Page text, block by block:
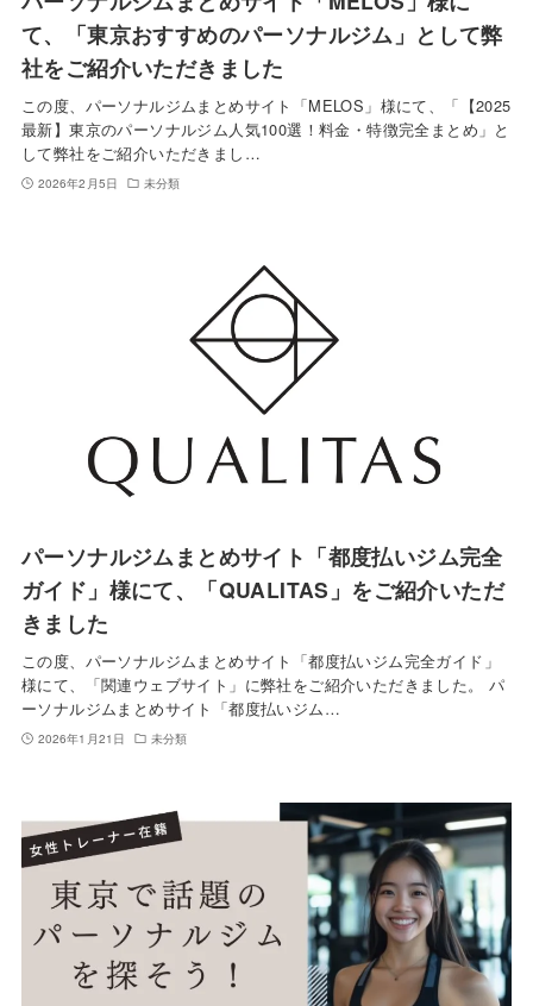
て、「東京おすすめのパーソナルジム」として弊
社をご紹介いただきました
この度、パーソナルジムまとめサイト「MELOS」様にて、「【2025
最新】東京のパーソナルジム人気100選！料金・特徴完全まとめ」と
して弊社をご紹介いただきまし…
2026年2月5日 未分類
パーソナルジムまとめサイト「都度払いジム完全
ガイド」様にて、「QUALITAS」をご紹介いただ
きました
この度、パーソナルジムまとめサイト「都度払いジム完全ガイド」
様にて、「関連ウェブサイト」に弊社をご紹介いただきました。 パ
ーソナルジムまとめサイト「都度払いジム…
2026年1月21日 未分類